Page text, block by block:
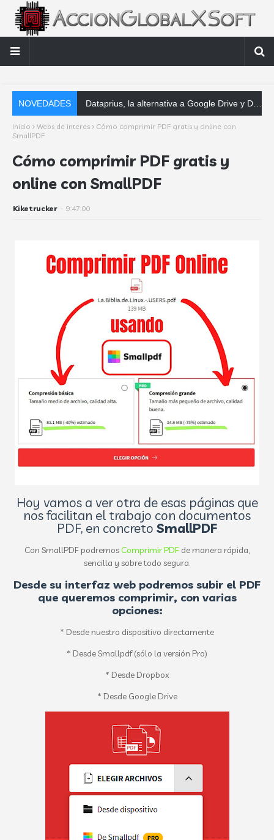
NOVEDADES Dataprius, la alternativa a Google Drive y Dropbox que las empresas deberían conocer
Inicio Webs de interes
Cómo comprimir PDF gratis y online con
SmallPDF
Cómo comprimir PDF gratis y
online con SmallPDF
Kiketrucker - 9:47:00
Hoy vamos a ver otra de esas páginas que
nos facilitan el trabajo con documentos
PDF, en concreto SmallPDF
Con SmallPDF podremos Comprimir PDF de manera rápida,
sencilla y sobre todo segura.
Desde su interfaz web podremos subir el PDF
que queremos comprimir, con varias
opciones:
* Desde nuestro dispositivo directamente
* Desde Smallpdf (sólo la versión Pro)
* Desde Dropbox
* Desde Google Drive